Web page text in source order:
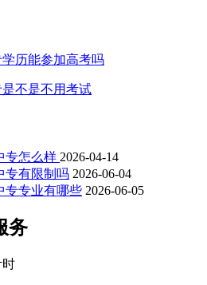
历能参加高考吗
不是不用考试
专怎么样 2026-04-14
专有限制吗 2026-06-04
专专业有哪些 2026-06-05
务
时